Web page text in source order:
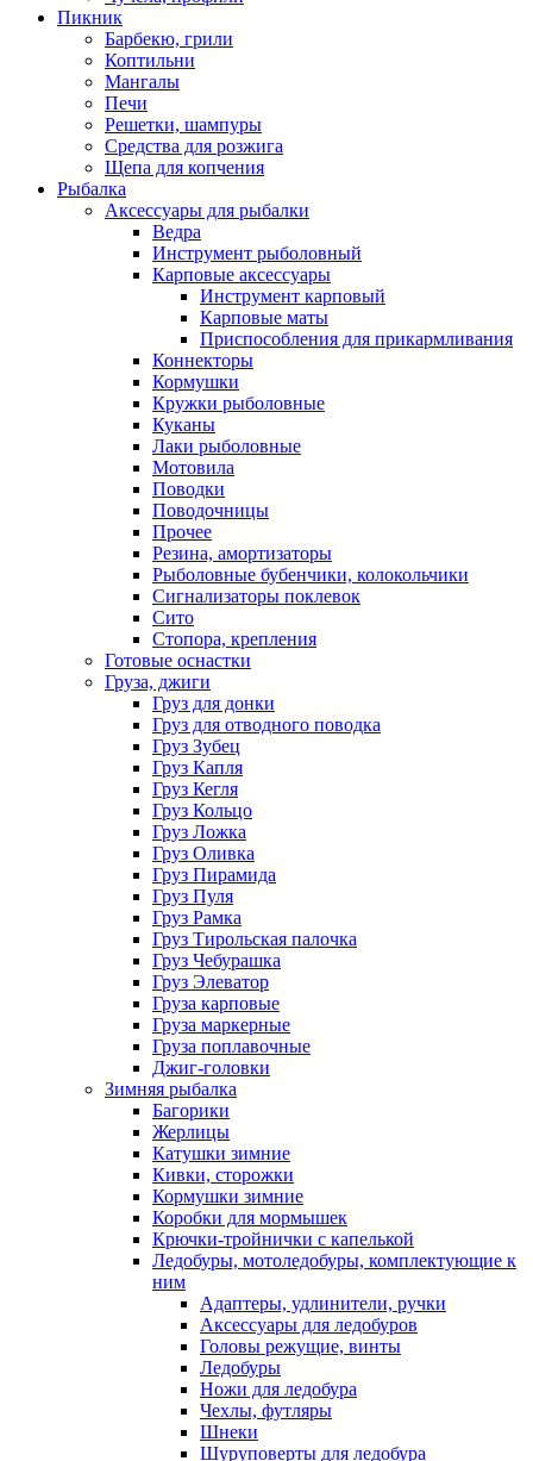
Пикник
Барбекю, грили
Коптильни
Мангалы
Печи
Решетки, шампуры
Средства для розжига
Щепа для копчения
Рыбалка
Аксессуары для рыбалки
Ведра
Инструмент рыболовный
Карповые аксессуары
Инструмент карповый
Карповые маты
Приспособления для прикармливания
Коннекторы
Кормушки
Кружки рыболовные
Куканы
Лаки рыболовные
Мотовила
Поводки
Поводочницы
Прочее
Резина, амортизаторы
Рыболовные бубенчики, колокольчики
Сигнализаторы поклевок
Сито
Стопора, крепления
Готовые оснастки
Груза, джиги
Груз для донки
Груз для отводного поводка
Груз Зубец
Груз Капля
Груз Кегля
Груз Кольцо
Груз Ложка
Груз Оливка
Груз Пирамида
Груз Пуля
Груз Рамка
Груз Тирольская палочка
Груз Чебурашка
Груз Элеватор
Груза карповые
Груза маркерные
Груза поплавочные
Джиг-головки
Зимняя рыбалка
Багорики
Жерлицы
Катушки зимние
Кивки, сторожки
Кормушки зимние
Коробки для мормышек
Крючки-тройнички с капелькой
Ледобуры, мотоледобуры, комплектующие к
ним
Адаптеры, удлинители, ручки
Аксессуары для ледобуров
Головы режущие, винты
Ледобуры
Ножи для ледобура
Чехлы, футляры
Шнеки
Шуруповерты для ледобура